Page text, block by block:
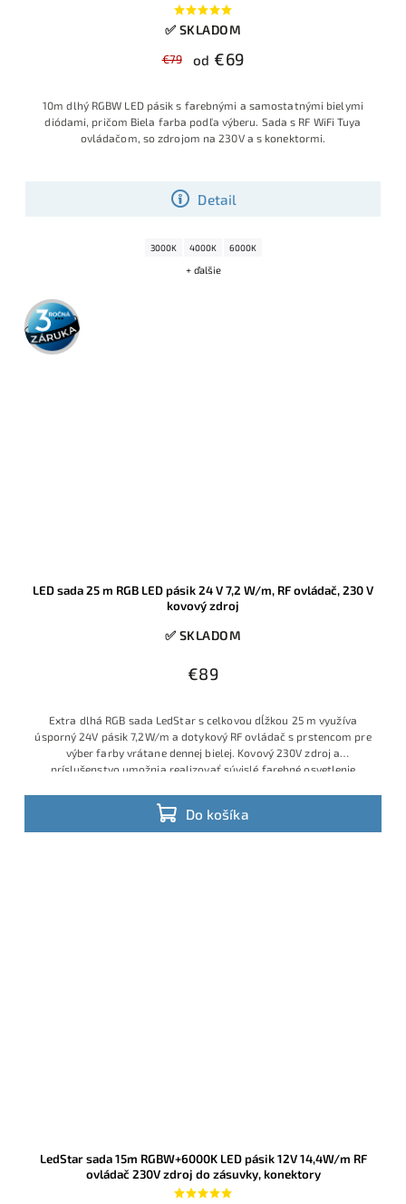
✅ SKLADOM
€79 od €69
Detail
10m dlhý RGBW LED pásik s farebnými a samostatnými bielymi
diódami, pričom Biela farba podľa výberu. Sada s RF WiFi Tuya
ovládačom, so zdrojom na 230V a s konektormi.
3000K 4000K 6000K
+ ďalšie
3 roky
záruka
LED sada 25 m RGB LED pásik 24 V 7,2 W/m, RF ovládač, 230 V
kovový zdroj
✅ SKLADOM
€89
Do košíka
Extra dlhá RGB sada LedStar s celkovou dĺžkou 25 m využíva
úsporný 24V pásik 7,2W/m a dotykový RF ovládač s prstencom pre
výber farby vrátane dennej bielej. Kovový 230V zdroj a
príslušenstvo umožnia realizovať súvislé farebné osvetlenie
bez skladania viacerých kratších sád
LedStar sada 15m RGBW+6000K LED pásik 12V 14,4W/m RF
ovládač 230V zdroj do zásuvky, konektory